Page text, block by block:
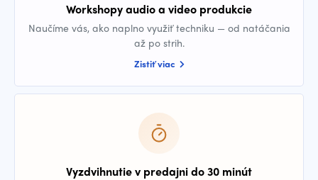
Workshopy audio a video produkcie
Naučíme vás, ako naplno využiť techniku — od natáčania
až po strih.
Zistiť viac
Vyzdvihnutie v predajni do 30 minút